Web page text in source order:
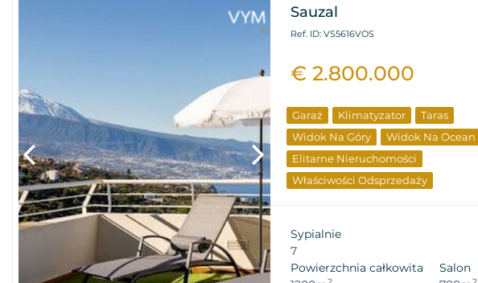
Sauzal
Ref. ID: VS5616VOS
€ 2.800.000
Garaż Klimatyzator
Taras
Widok Na Góry
Widok Na Ocean
Elitarne Nieruchomości
Właściwości Odsprzedaży
Sypialnie
7
Powierzchnia całkowita
Salon